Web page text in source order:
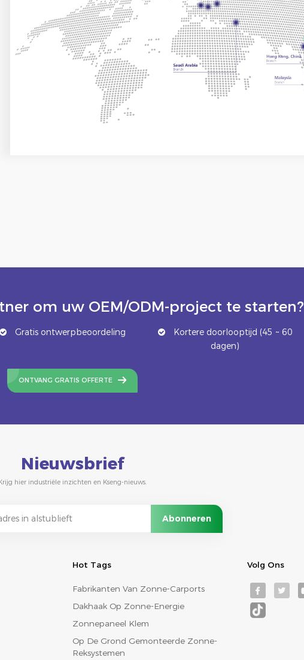
om uw OEM/ODM-project te starten?
Gratis ontwerpbeoordeling
Kortere doorlooptijd (45 ~ 60
dagen)
ONTVANG GRATIS OFFERTE
Nieuwsbrief
Krijg hier industriële inzichten en Kseng-nieuws.
Hot Tags
Fabrikanten Van Zonne-Carports
Dakhaak Op Zonne-Energie
Zonnepaneel Klem
Op De Grond Gemonteerde Zonne-
Reksystemen
Volg Ons